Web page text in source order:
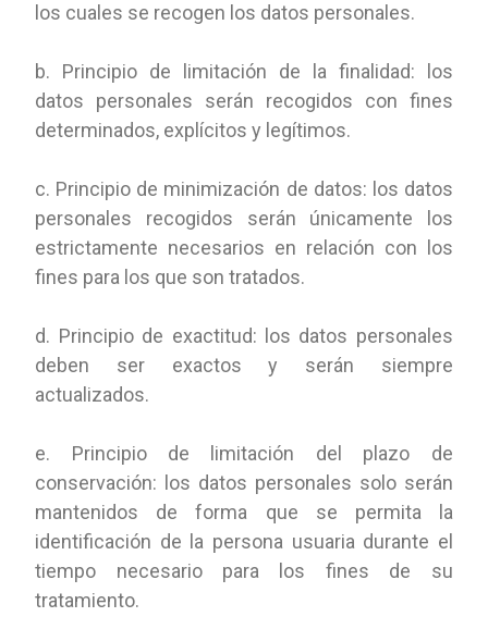
los cuales se recogen los datos personales.
b. Principio de limitación de la finalidad: los
datos personales serán recogidos con fines
determinados, explícitos y legítimos.
c. Principio de minimización de datos: los datos
personales recogidos serán únicamente los
estrictamente necesarios en relación con los
fines para los que son tratados.
d. Principio de exactitud: los datos personales
deben ser exactos y serán siempre
actualizados.
e. Principio de limitación del plazo de
conservación: los datos personales solo serán
mantenidos de forma que se permita la
identificación de la persona usuaria durante el
tiempo necesario para los fines de su
tratamiento.